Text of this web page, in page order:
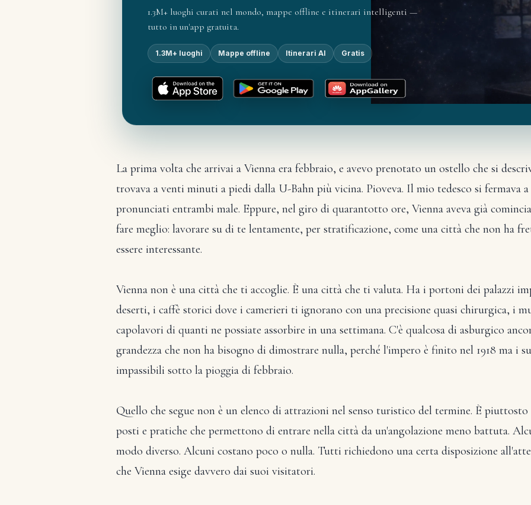
1.3M+ luoghi curati nel mondo, mappe offline e itinerari intelligenti —
tutto in un'app gratuita.
1.3M+ luoghi Mappe offline Itinerari AI Gratis
La prima volta che arrivai a Vienna era febbraio, e avevo prenotato un ostello che si
trovava a venti minuti a piedi dalla U-Bahn più vicina. Pioveva. Il mio tedesco si fermava
pronunciati entrambi male. Eppure, nel giro di quarantotto ore, Vienna aveva già
fare meglio: lavorare su di te lentamente, per stratificazione, come una città che non ha
essere interessante.
Vienna non è una città che ti accoglie. È una città che ti valuta. Ha i portoni dei palazzi
deserti, i caffè storici dove i camerieri ti ignorano con una precisione quasi chirurgica, i
capolavori di quanti ne possiate assorbire in una settimana. C'è qualcosa di asburgico
grandezza che non ha bisogno di dimostrare nulla, perché l'impero è finito nel 1918 ma i
impassibili sotto la pioggia di febbraio.
Quello che segue non è un elenco di attrazioni nel senso turistico del termine. È
posti e pratiche che permettono di entrare nella città da un'angolazione meno battuta.
modo diverso. Alcuni costano poco o nulla. Tutti richiedono una certa disposizione
che Vienna esige davvero dai suoi visitatori.